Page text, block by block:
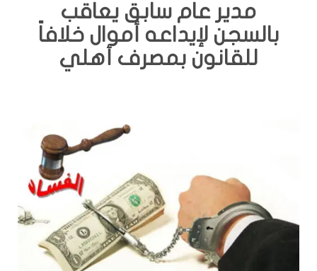
مدير عام سابق يعاقب
بالسجن لإيداعه أموال خلافاً
للقانون بمصرف أهلي